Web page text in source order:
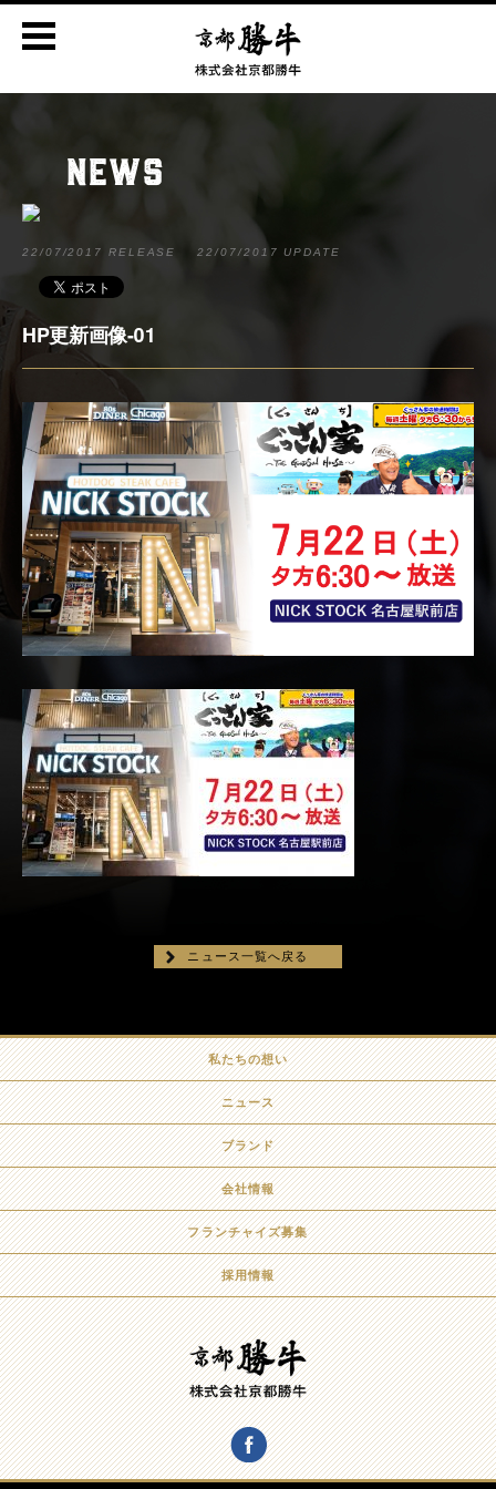
NEWS
22/07/2017 RELEASE 22/07/2017 UPDATE
HP更新画像-01
ニュース一覧へ戻る
私たちの想い
ニュース
ブランド
会社情報
フランチャイズ募集
採用情報